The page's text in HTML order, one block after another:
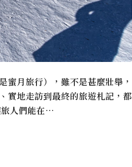
蜜月旅行），雖不是甚麼壯舉，
實地走訪到最終的旅遊札記，都
旅人們能在…